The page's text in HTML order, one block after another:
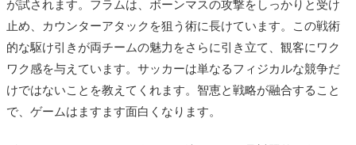
が試されます。フラムは、ボーンマスの攻撃をしっかりと受け
止め、カウンターアタックを狙う術に長けています。この戦術
的な駆け引きが両チームの魅力をさらに引き立て、観客にワク
ワク感を与えています。サッカーは単なるフィジカルな競争だ
けではないことを教えてくれます。智恵と戦略が融合すること
で、ゲームはますます面白くなります。